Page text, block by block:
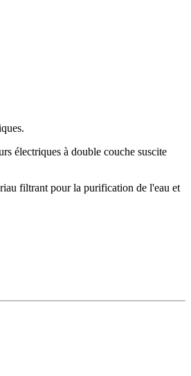
électriques à double couche suscite
filtrant pour la purification de l'eau et